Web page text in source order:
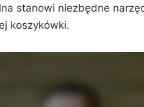
stanowi niezbędne
koszykówki.